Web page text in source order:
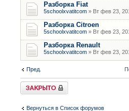
Разборка Fiat
5schoolxvatitcom » Вт фев 23,
Разборка Citroen
5schoolxvatitcom » Вт фев 23,
Разборка Renault
5schoolxvatitcom » Вт фев 23,
Пред.
Форум закрыт
Вернуться в Список форумов